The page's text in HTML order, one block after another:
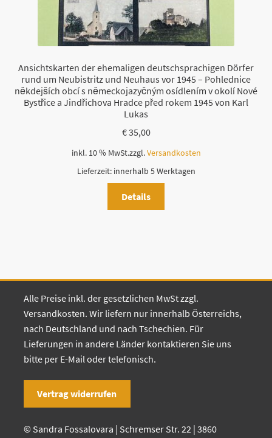
Ansichtskarten der ehemaligen deutschsprachigen Dörfer
rund um Neubistritz und Neuhaus vor 1945 – Pohlednice
někdejších obcí s německojazyčným osídlením v okolí Nové
Bystřice a Jindřichova Hradce před rokem 1945 von Karl
Lukas
€35,00
inkl. 10 % MwSt.zzgl.Versandkosten
Lieferzeit: innerhalb 5 Werktagen
Details
Alle Preise inkl. der gesetzlichen MwSt zzgl.
Versandkosten. Wir liefern nur innerhalb Österreichs,
nach Deutschland und nach Tschechien. Für
Lieferungen in andere Länder kontaktieren Sie uns
bitte per E-Mail oder telefonisch.
Vertrag widerrufen
© Sandra Fossalovara | Schremser Str. 22 | 3860